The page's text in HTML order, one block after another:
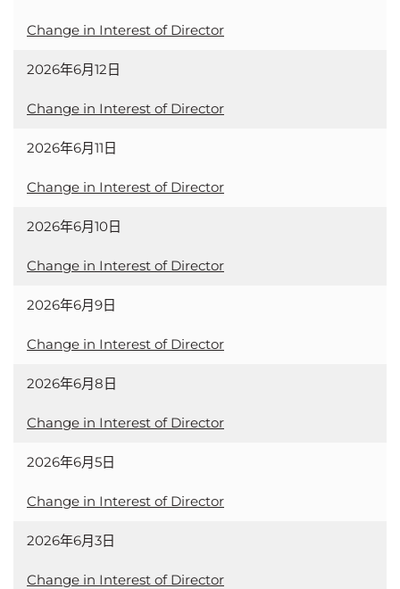
Change in Interest of Director
2026年6月12日
Change in Interest of Director
2026年6月11日
Change in Interest of Director
2026年6月10日
Change in Interest of Director
2026年6月9日
Change in Interest of Director
2026年6月8日
Change in Interest of Director
2026年6月5日
Change in Interest of Director
2026年6月3日
Change in Interest of Director